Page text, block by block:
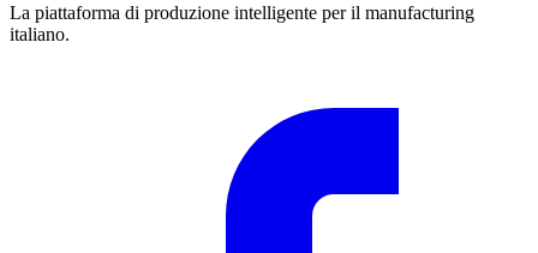
La piattaforma di produzione intelligente per il manufacturing
italiano.